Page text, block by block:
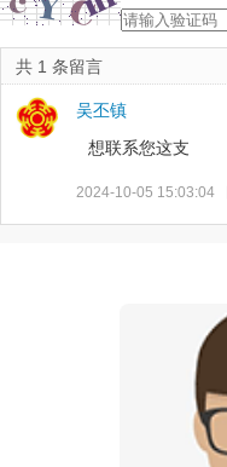
共 1 条留言
吴丕镇
想联系您这支
2024-10-05 15:03:04